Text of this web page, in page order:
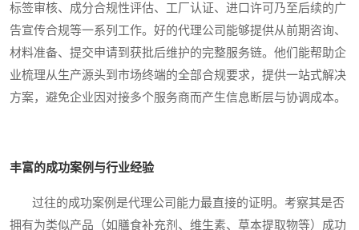
标签审核、成分合规性评估、工厂认证、进口许可乃至后续的广
告宣传合规等一系列工作。好的代理公司能够提供从前期咨询、
材料准备、提交申请到获批后维护的完整服务链。他们能帮助企
业梳理从生产源头到市场终端的全部合规要求，提供一站式解决
方案，避免企业因对接多个服务商而产生信息断层与协调成本。
丰富的成功案例与行业经验
过往的成功案例是代理公司能力最直接的证明。考察其是否
拥有为类似产品（如膳食补充剂、维生素、草本提取物等）成功